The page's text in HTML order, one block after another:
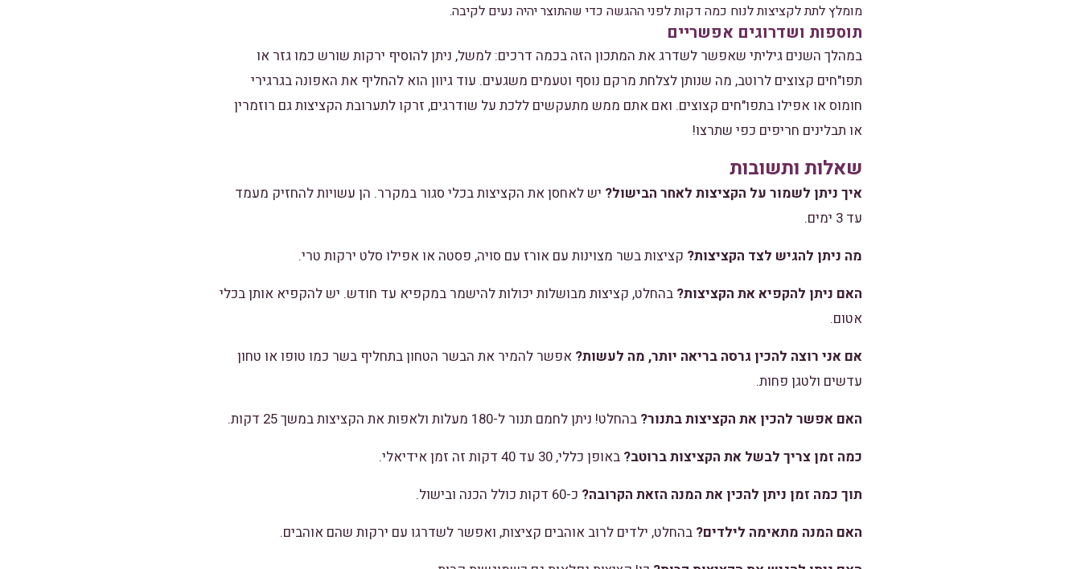
מומלץ לתת לקציצות לנוח כמה דקות לפני ההגשה כדי שהתוצר יהיה נעים לקיבה.
תוספות ושדרוגים אפשריים
במהלך השנים גיליתי שאפשר לשדרג את המתכון הזה בכמה דרכים: למשל, ניתן להוסיף ירקות שורש כמו גזר או
תפו"חים קצוצים לרוטב, מה שנותן לצלחת מרקם נוסף וטעמים משגעים. עוד גיוון הוא להחליף את האפונה בגרגירי
חומוס או אפילו בתפו"חים קצוצים. ואם אתם ממש מתעקשים ללכת על שודרגים, זרקו לתערובת הקציצות גם רוזמרין
או תבלינים חריפים כפי שתרצו!
שאלות ותשובות
איך ניתן לשמור על הקציצות לאחר הבישול? יש לאחסן את הקציצות בכלי סגור במקרר. הן עשויות להחזיק מעמד
עד 3 ימים.
מה ניתן להגיש לצד הקציצות? קציצות בשר מצוינות עם אורז עם סויה, פסטה או אפילו סלט ירקות טרי.
האם ניתן להקפיא את הקציצות? בהחלט, קציצות מבושלות יכולות להישמר במקפיא עד חודש. יש להקפיא אותן בכלי
אטום.
אם אני רוצה להכין גרסה בריאה יותר, מה לעשות? אפשר להמיר את הבשר הטחון בתחליף בשר כמו טופו או טחון
עדשים ולטגן פחות.
האם אפשר להכין את הקציצות בתנור? בהחלט! ניתן לחמם תנור ל-180 מעלות ולאפות את הקציצות במשך 25 דקות.
כמה זמן צריך לבשל את הקציצות ברוטב? באופן כללי, 30 עד 40 דקות זה זמן אידיאלי.
תוך כמה זמן ניתן להכין את המנה הזאת הקרובה? כ-60 דקות כולל הכנה ובישול.
האם המנה מתאימה לילדים? בהחלט, ילדים לרוב אוהבים קציצות, ואפשר לשדרגו עם ירקות שהם אוהבים.